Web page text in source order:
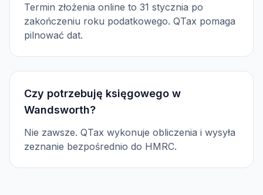
Termin złożenia online to 31 stycznia po
zakończeniu roku podatkowego. QTax pomaga
pilnować dat.
Czy potrzebuję księgowego w
Wandsworth?
Nie zawsze. QTax wykonuje obliczenia i wysyła
zeznanie bezpośrednio do HMRC.